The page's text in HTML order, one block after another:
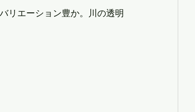
リエーション豊か。川の透明